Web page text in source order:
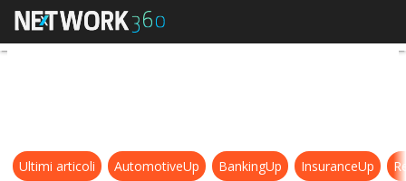
Startup, la fintech faire.ai chiude
Ultimi articoli AutomotiveUp BankingUp InsuranceUp